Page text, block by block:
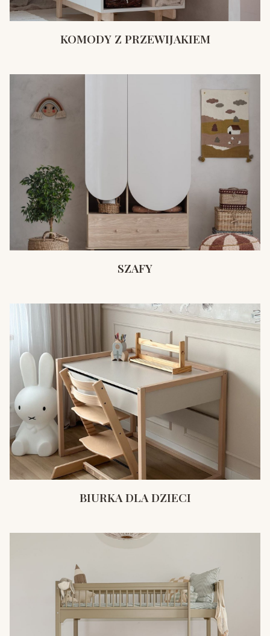
KOMODY Z PRZEWIJAKIEM
SZAFY
BIURKA DLA DZIECI